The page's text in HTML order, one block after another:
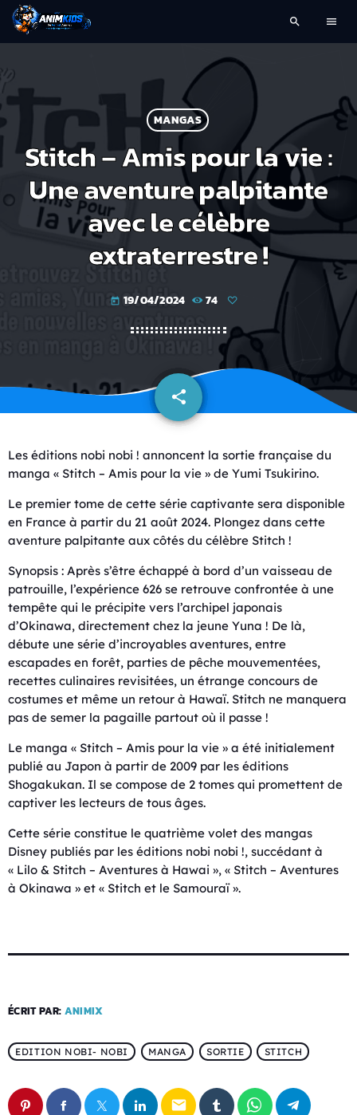
search menu
MANGAS
Stitch – Amis pour la vie :
Une aventure palpitante
avec le célèbre
extraterrestre !
today 19/04/2024 74
share
email
Les éditions nobi nobi ! annoncent la sortie française du
manga « Stitch – Amis pour la vie » de Yumi Tsukirino.
Le premier tome de cette série captivante sera disponible
en France à partir du 21 août 2024. Plongez dans cette
aventure palpitante aux côtés du célèbre Stitch !
Synopsis : Après s’être échappé à bord d’un vaisseau de
patrouille, l’expérience 626 se retrouve confrontée à une
tempête qui le précipite vers l’archipel japonais
d’Okinawa, directement chez la jeune Yuna ! De là,
débute une série d’incroyables aventures, entre
escapades en forêt, parties de pêche mouvementées,
recettes culinaires revisitées, un étrange concours de
costumes et même un retour à Hawaï. Stitch ne manquera
pas de semer la pagaille partout où il passe !
Le manga « Stitch – Amis pour la vie » a été initialement
publié au Japon à partir de 2009 par les éditions
Shogakukan. Il se compose de 2 tomes qui promettent de
captiver les lecteurs de tous âges.
Cette série constitue le quatrième volet des mangas
Disney publiés par les éditions nobi nobi !, succédant à
« Lilo & Stitch – Aventures à Hawai », « Stitch – Aventures
à Okinawa » et « Stitch et le Samouraï ».
ÉCRIT PAR: ANIMIX
EDITION NOBI- NOBI MANGA SORTIE STITCH
email